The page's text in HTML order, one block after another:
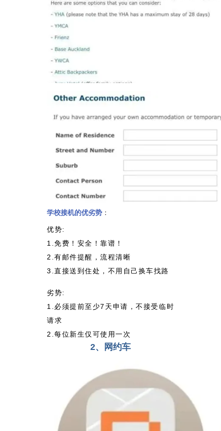
学校接机的优劣势 ：
优势:
1.免费！安全！靠谱！
2.有邮件提醒，流程清晰
3.直接送到住处，不用自己换车找路
劣势:
1.必须提前至少7天申请，不接受临时
请求
2.每位新生仅可使用一次
2、网约车